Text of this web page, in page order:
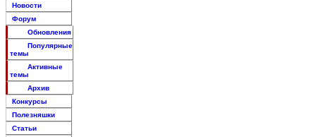
Новости
Форум
Обновления
Популярные
темы
Активные
темы
Архив
Конкурсы
Полезняшки
Статьи